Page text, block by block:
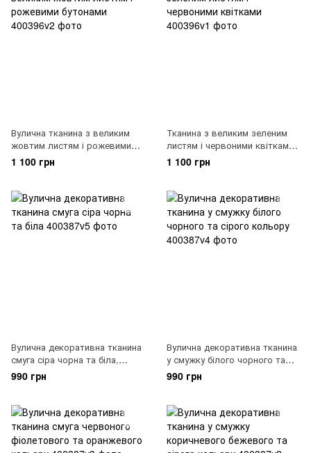
Вулична тканина з великим
жовтим листям і рожевими
бутонами, 400396v2
1 100 грн
Тканина з великим зеленим
листям і червоними квітками,
400396v1
1 100 грн
Вулична декоративна тканина
смуга сіра чорна та біла,
400387v5
990 грн
Вулична декоративна тканина
у смужку білого чорного та
сірого кольору, 400387v4
990 грн